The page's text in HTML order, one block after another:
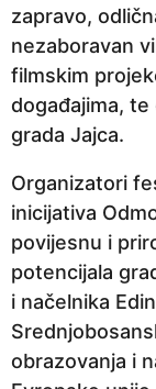
zapravo,
nezaboravan
filmskim
događajima,
grada Jajca.
Organizatori
inicijativa
povijesnu i
potencijala
i načelnika
obrazovanja i